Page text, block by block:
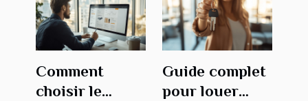
Comment
choisir le
Guide complet
pour louer